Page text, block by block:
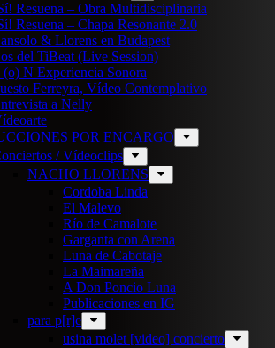
Resuena – Obra Multidisciplinaria
Resuena – Chapa Resonante 2.0
& Llorens en Budapest
del TiBeat (Live Session)
(o) N Experiencia Sonora
Ferreyra, Vídeo Contemplativo
a Nelly
POR ENCARGO
/ Vídeoclips
NACHO LLORENS
Cordoba Linda
El Malevo
Río de Camalote
Garganta con Arena
Luna de Cabotaje
La Maimareña
A Don Poncio Luna
Publicaciones en IG
para p[r]e
usina molet [video] concierto